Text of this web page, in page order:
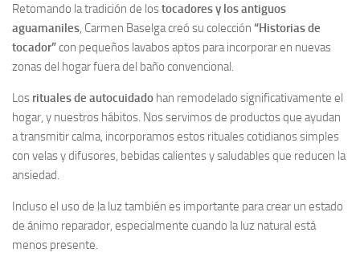
Retomando la tradición de lostocadores y los antiguos
aguamaniles, Carmen Baselga creó su colección “Historias de
tocador”con pequeños lavabos aptos para incorporar en nuevas
zonas del hogar fuera del baño convencional.
Los rituales de autocuidado han remodelado significativamente el
hogar, y nuestros hábitos. Nos servimos de productos que ayudan
a transmitir calma, incorporamos estos rituales cotidianos simples
con velas y difusores, bebidas calientes y saludables que reducen la
ansiedad.
Incluso el uso de la luz también es importante para crear un estado
de ánimo reparador, especialmente cuando la luz natural está
menos presente.